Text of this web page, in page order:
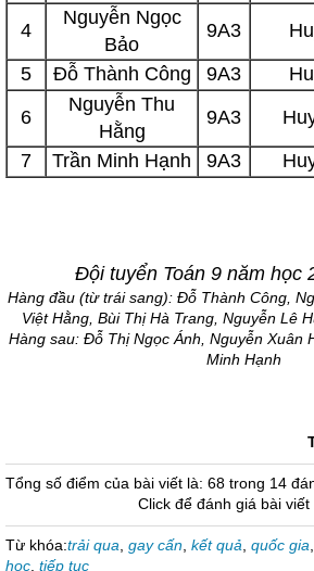
4
Nguyễn Ngọc
Bảo
9A3
5
Đỗ Thành Công 9A3
6
Nguyễn Thu
Hằng
9A3
7
Trần Minh Hạnh 9A3
Đội tuyển Toán 9 năm học
Hàng đầu (từ trái sang): Đỗ Thành Công,
Việt Hằng, Bùi Thị Hà Trang, Nguyễn Lê
Hàng sau: Đỗ Thị Ngọc Ánh, Nguyễn Xuân
Minh Hạnh
Tổng số điểm của bài viết là: 68 trong 14
Click để đánh giá bài viết
Từ khóa:trải qua gay cấn kết quả quốc gia
học tiếp tục